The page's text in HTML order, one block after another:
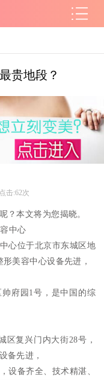
贵地段？
击:62次
？本文将为您揭晓。
中心
心位于北京市东城区地
美容中心设备先进，
府园1号，是中国的综
区复兴门内大街28号，
备先进，
设备齐全、技术精湛、